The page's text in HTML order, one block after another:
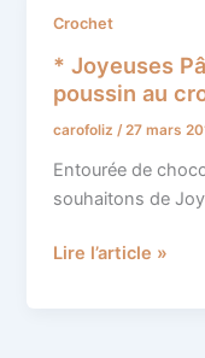
Crochet
* Joyeuses
poussin au
carofoliz /27 mars
Entourée de
souhaitons de
*
Pâques
!
*
Mon
petit
au
Lire l’article »